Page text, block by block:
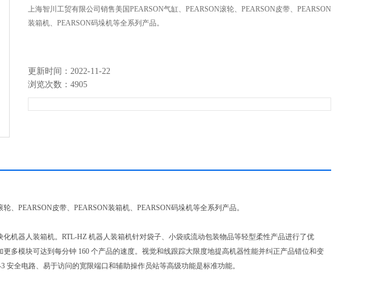
上海智川工贸有限公司销售美国PEARSON气缸、PEARSON滚轮、PEARSON皮带、PEARSON
装箱机、PEARSON码垛机等全系列产品。
更新时间：2022-11-22
浏览次数：4905
轮、PEARSON皮带、PEARSON装箱机、PEARSON码垛机等全系列产品。
化机器人装箱机。RTL-HZ 机器人装箱机针对袋子、小袋或流动包装物品等轻型柔性产品进行了优
多模块可达到每分钟 160 个产品的速度。视觉和线跟踪大限度地提高机器性能并纠正产品错位和变
全电路、易于访问的宽限端口和辅助操作员站等高级功能是标准功能。